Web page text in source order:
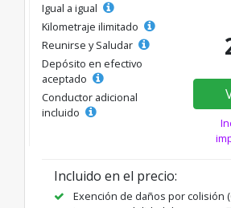
Igual a igual
Kilometraje ilimitado
Reunirse y Saludar
Depósito en efectivo
aceptado
Conductor adicional
incluido
Incluido en el precio:
Exención de daños por colisión